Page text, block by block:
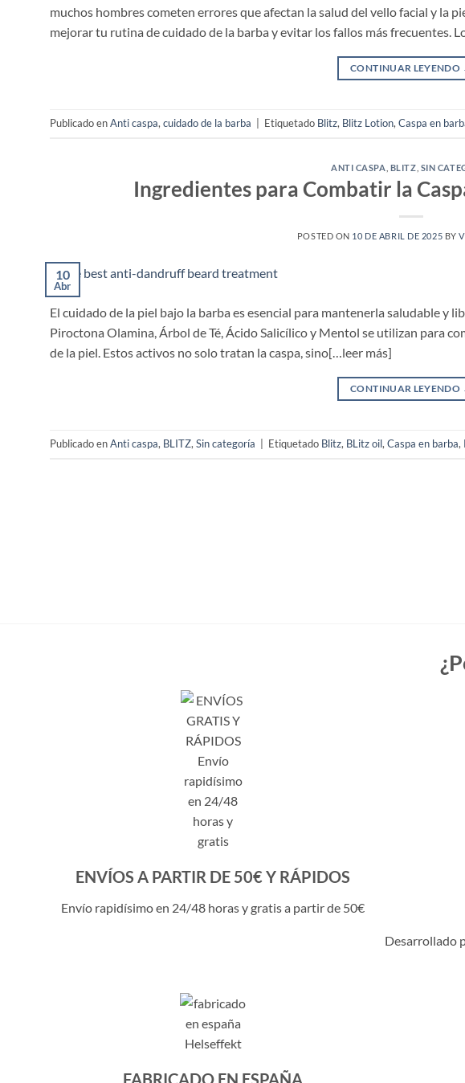
muchos hombres cometen errores que afectan la salud del vello facial y la
mejorar tu rutina de cuidado de la barba y evitar los fallos más frecuentes.
CONTINUAR LEYENDO
Publicado enAnti caspa, cuidado de la barba Etiquetado Blitz, Blitz Lotion, Caspa en
ANTI CASPA BLITZ SIN
Ingredientes para Combatir la
POSTED ON 10 DE ABRIL DE 2025 BY
10
Abr
El cuidado de la piel bajo la barba es esencial para mantenerla saludable y
Piroctona Olamina, Árbol de Té, Ácido Salicílico y Mentol se utilizan para
de la piel. Estos activos no solo tratan la caspa, sino[…leer más]
CONTINUAR LEYENDO
Publicado enAnti caspa, BLITZ, Sin categoría Etiquetado Blitz, BLitz oil, Caspa en barba,
ENVÍOS A PARTIR DE 50€ Y RÁPIDOS
Envío rapidísimo en 24/48 horas y gratis a partir de 50€
Desarrollado